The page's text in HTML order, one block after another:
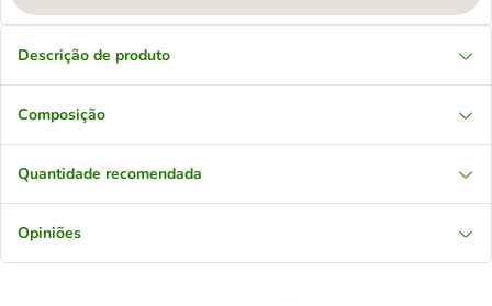
Descrição de produto
Composição
Quantidade recomendada
Opiniões